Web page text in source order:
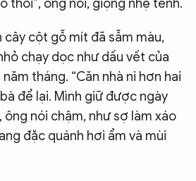
thôi”, ông nói, giọng nhẹ tênh.
cây cột gỗ mít đã sẫm màu,
chạy dọc như dấu vết của
tháng. “Căn nhà ni hơn hai
để lại. Mình giữ được ngày
ông nói chậm, như sợ làm xáo
đặc quánh hơi ẩm và mùi